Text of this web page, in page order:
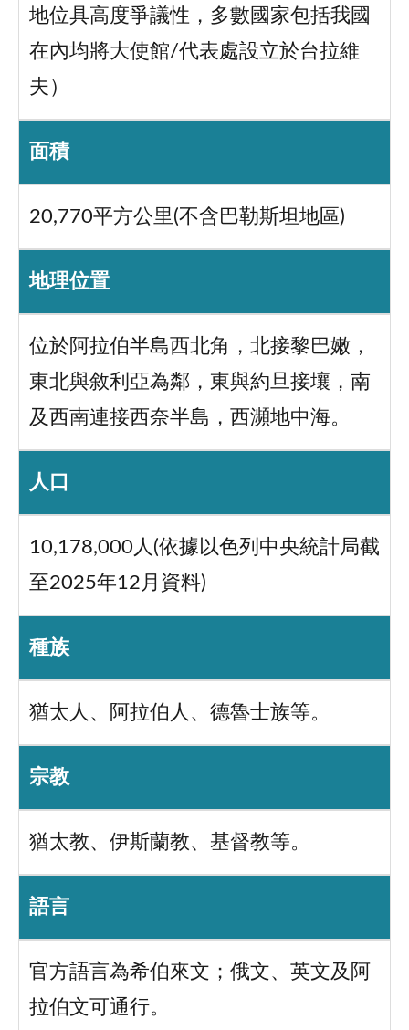
地位具高度爭議性，多數國家包括我國
在內均將大使館/代表處設立於台拉維
夫）
面積
20,770平方公里(不含巴勒斯坦地區)
地理位置
位於阿拉伯半島西北角，北接黎巴嫩，
東北與敘利亞為鄰，東與約旦接壤，南
及西南連接西奈半島，西瀕地中海。
人口
10,178,000人(依據以色列中央統計局截
至2025年12月資料)
種族
猶太人、阿拉伯人、德魯士族等。
宗教
猶太教、伊斯蘭教、基督教等。
語言
官方語言為希伯來文；俄文、英文及阿
拉伯文可通行。